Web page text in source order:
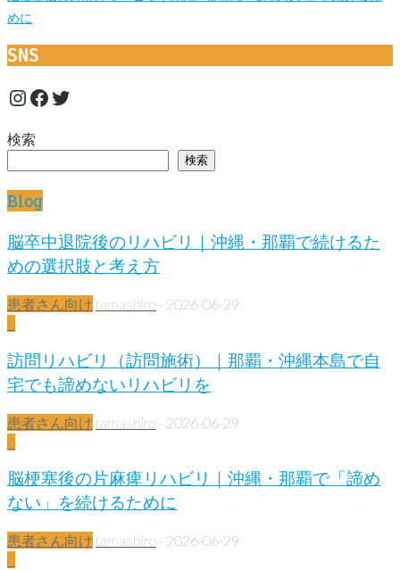
めに
SNS
Instagram
Facebook
Twitter
検索
検索
Blog
脳卒中退院後のリハビリ｜沖縄・那覇で続けるた
めの選択肢と考え方
患者さん向け tamashiro - 2026-06-29
0
訪問リハビリ（訪問施術）｜那覇・沖縄本島で自
宅でも諦めないリハビリを
患者さん向け tamashiro - 2026-06-29
0
脳梗塞後の片麻痺リハビリ｜沖縄・那覇で「諦め
ない」を続けるために
患者さん向け tamashiro - 2026-06-29
0